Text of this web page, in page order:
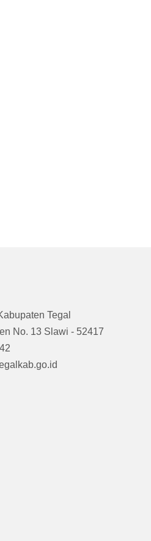
Tegal
No. 13 Slawi - 52417